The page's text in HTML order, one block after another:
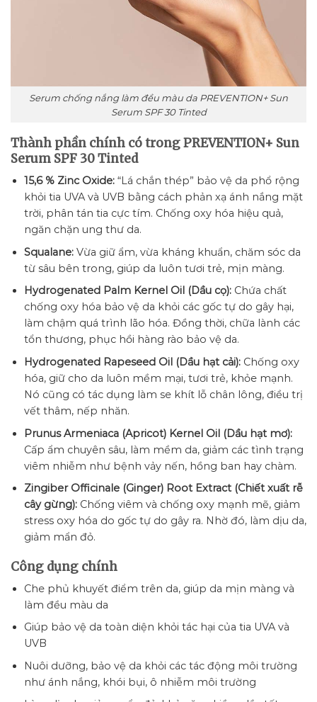
Serum chống nắng làm đều màu da PREVENTION+ Sun
Serum SPF 30 Tinted
Thành phần chính có trong PREVENTION+ Sun
Serum SPF 30 Tinted
15,6 % Zinc Oxide:“Lá chắn thép” bảo vệ da phổ rộng
khỏi tia UVA và UVB bằng cách phản xạ ánh nắng mặt
trời, phân tán tia cực tím. Chống oxy hóa hiệu quả,
ngăn chặn ung thư da.
Squalane: Vừa giữ ẩm, vừa kháng khuẩn, chăm sóc da
từ sâu bên trong, giúp da luôn tươi trẻ, mịn màng.
Hydrogenated Palm Kernel Oil (Dầu cọ): Chứa chất
chống oxy hóa bảo vệ da khỏi các gốc tự do gây hại,
làm chậm quá trình lão hóa. Đồng thời, chữa lành các
tổn thương, phục hồi hàng rào bảo vệ da.
Hydrogenated Rapeseed Oil (Dầu hạt cải): Chống oxy
hóa, giữ cho da luôn mềm mại, tươi trẻ, khỏe mạnh.
Nó cũng có tác dụng làm se khít lỗ chân lông, điều trị
vết thâm, nếp nhăn.
Prunus Armeniaca (Apricot) Kernel Oil (Dầu hạt mơ):
Cấp ẩm chuyên sâu, làm mềm da, giảm các tình trạng
viêm nhiễm như bệnh vảy nến, hồng ban hay chàm.
Zingiber Officinale (Ginger) Root Extract (Chiết xuất rễ
cây gừng):Chống viêm và chống oxy mạnh mẽ, giảm
stress oxy hóa do gốc tự do gây ra. Nhờ đó, làm dịu da,
giảm mẩn đỏ.
Công dụng chính
Che phủ khuyết điểm trên da, giúp da mịn màng và
làm đều màu da
Giúp bảo vệ da toàn diện khỏi tác hại của tia UVA và
UVB
Nuôi dưỡng, bảo vệ da khỏi các tác động môi trường
như ánh nắng, khói bụi, ô nhiễm môi trường